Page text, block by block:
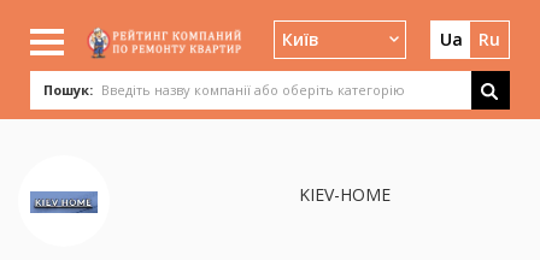
Київ Ua Ru
Пошук:
KIEV-HOME